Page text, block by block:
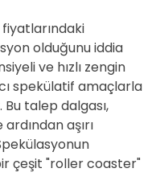
olduğunu iddia
ve hızlı zengin
spekülatif amaçlarla
talep dalgası,
aşırı
çeşit "roller coaster"